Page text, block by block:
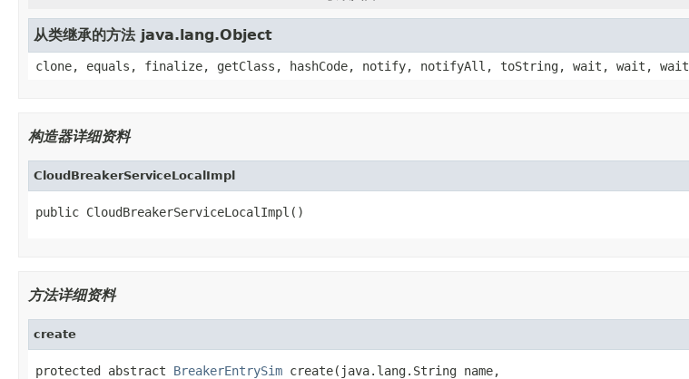
从类继承的方法 java.lang.Object
clone, equals, finalize, getClass, hashCode, notify, notifyAll, toString, wait, wait, wait
构造器详细资料
CloudBreakerServiceLocalImpl
public CloudBreakerServiceLocalImpl()
方法详细资料
create
protected abstract BreakerEntrySim create(java.lang.String name,